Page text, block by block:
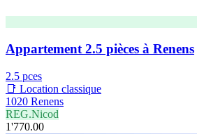
Appartement 2.5 pièces à Renens
2.5 pces
📑 Location classique
1020 Renens
REG.Nicod
1'770.00